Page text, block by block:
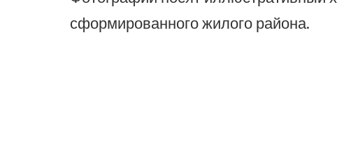
сформированного жилого района.